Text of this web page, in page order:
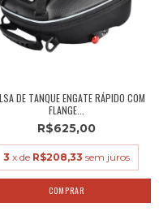
DE TANQUE ENGATE RÁPIDO COM
FLANGE...
R$625,00
3 x de R$208,33 sem juros